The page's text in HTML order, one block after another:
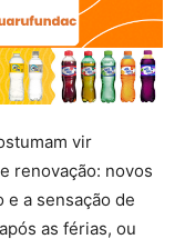
vir
renovação: novos
e a sensação de
as férias, ou